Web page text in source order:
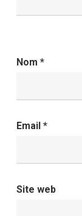
Nom *
Email *
Site web